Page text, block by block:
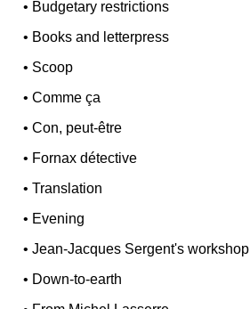
• Budgetary restrictions
• Books and letterpress
• Scoop
•Comme ça
•Con, peut-être
• Fornax détective
•Translation
• Evening
•Jean-Jacques Sergent's workshop
• Down-to-earth